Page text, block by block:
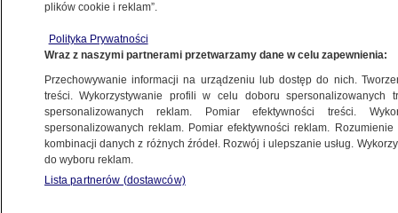
Koalicji Obywatelskiej tłumaczą się
z głosowania
19.11.2019, 23:06
Udostępnij
plików cookie i reklam”.
Polityka Prywatności
Wraz z naszymi partnerami przetwarzamy dane w celu zapewnienia:
Przechowywanie informacji na urządzeniu lub dostęp do nich.
treści. Wykorzystywanie profili w celu doboru spersonalizowanych
spersonalizowanych reklam. Pomiar efektywności treści.
spersonalizowanych reklam. Pomiar efektywności reklam.
kombinacji danych z różnych źródeł. Rozwój i ulepszanie usług.
do wyboru reklam.
Lista partnerów (dostawców)